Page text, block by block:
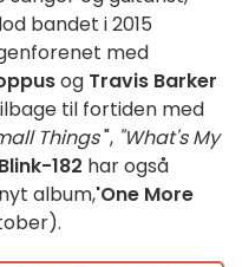
bandet i 2015
med
og Travis Barker
til fortiden med
Things", "What's My
Blink-182 har også
album,'One More